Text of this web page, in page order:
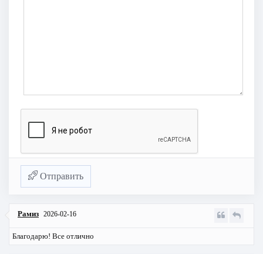
Отправить
Рамиз 2026-02-16
Благодарю! Все отлично